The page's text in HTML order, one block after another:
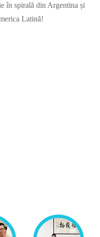
în spirală din Argentina și
Latină!